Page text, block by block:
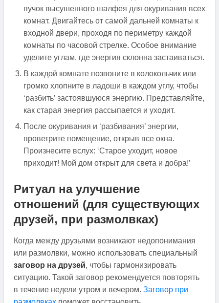
пучок высушенного шалфея для окуривания всех
комнат. Двигайтесь от самой дальней комнаты к
входной двери, проходя по периметру каждой
комнаты по часовой стрелке. Особое внимание
уделите углам, где энергия склонна застаиваться.
В каждой комнате позвоните в колокольчик или
громко хлопните в ладоши в каждом углу, чтобы
‘разбить’ застоявшуюся энергию. Представляйте,
как старая энергия рассыпается и уходит.
После окуривания и ‘разбивания’ энергии,
проветрите помещение, открыв все окна.
Произнесите вслух: ‘Старое уходит, новое
приходит! Мой дом открыт для света и добра!’
Ритуал на улучшение
отношений (для существующих
друзей, при размолвках)
Когда между друзьями возникают недопонимания
или размолвки, можно использовать специальный
заговор на друзей, чтобы гармонизировать
ситуацию. Такой заговор рекомендуется повторять
в течение недели утром и вечером. Заговор при